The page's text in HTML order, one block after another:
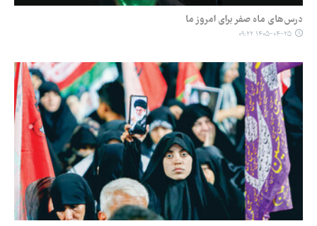
درس‌های ماه صفر برای امروز ما
۱۴۰۵-۰۴-۲۵ ۰۹:۲۲